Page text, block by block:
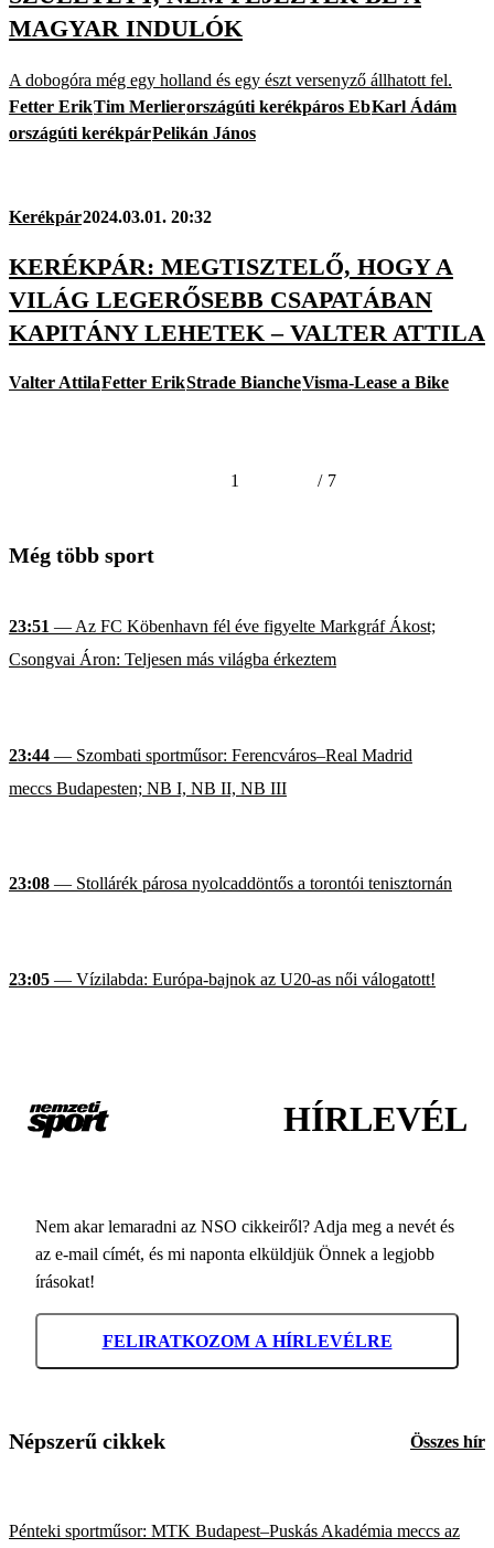
MAGYAR INDULÓK
A dobogóra még egy holland és egy észt versenyző állhatott fel.
Fetter ErikTim Merlierországúti kerékpáros EbKarl Ádám
országúti kerékpárPelikán János
Kerékpár2024.03.01. 20:32
KERÉKPÁR: MEGTISZTELŐ, HOGY A
VILÁG LEGERŐSEBB CSAPATÁBAN
KAPITÁNY LEHETEK – VALTER ATTILA
Valter AttilaFetter ErikStrade BiancheVisma-Lease a Bike
1 / 7
Még több sport
23:51 — Az FC Köbenhavn fél éve figyelte Markgráf Ákost;
Csongvai Áron: Teljesen más világba érkeztem
23:44 — Szombati sportműsor: Ferencváros–Real Madrid
meccs Budapesten; NB I, NB II, NB III
23:08 — Stollárék párosa nyolcaddöntős a torontói tenisztornán
23:05 — Vízilabda: Európa-bajnok az U20-as női válogatott!
HÍRLEVÉL
Nem akar lemaradni az NSO cikkeiről? Adja meg a nevét és
az e-mail címét, és mi naponta elküldjük Önnek a legjobb
írásokat!
FELIRATKOZOM A HÍRLEVÉLRE
Népszerű cikkek Összes hír
Pénteki sportműsor: MTK Budapest–Puskás Akadémia meccs az